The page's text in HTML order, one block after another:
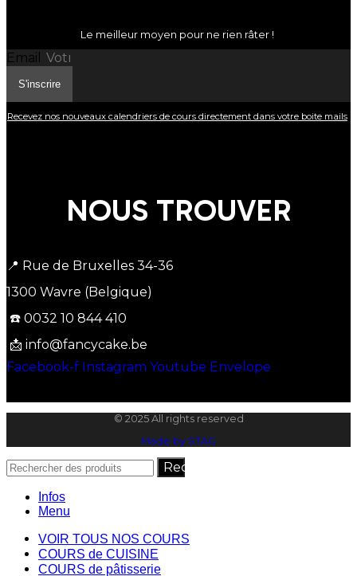
Le meilleur moyen pour ne rien râter !
Email
S'inscrire
Recevez nos nouveaux calendriers de cours directement dans votre boite mails
NOUS TROUVER
📍 Rue de Bruxelles 34-36
1300 Wavre (Belgique)
☎️ 0032 10 844 410
📩 info@fancycake.be
Facebook-f Instagram Youtube Envelope
© 2025 All rights reserved
Made by STAG
Recherche
Infos
Menu
VOIR TOUS NOS COURS
COURS de CUISINE
COURS de pâtisserie